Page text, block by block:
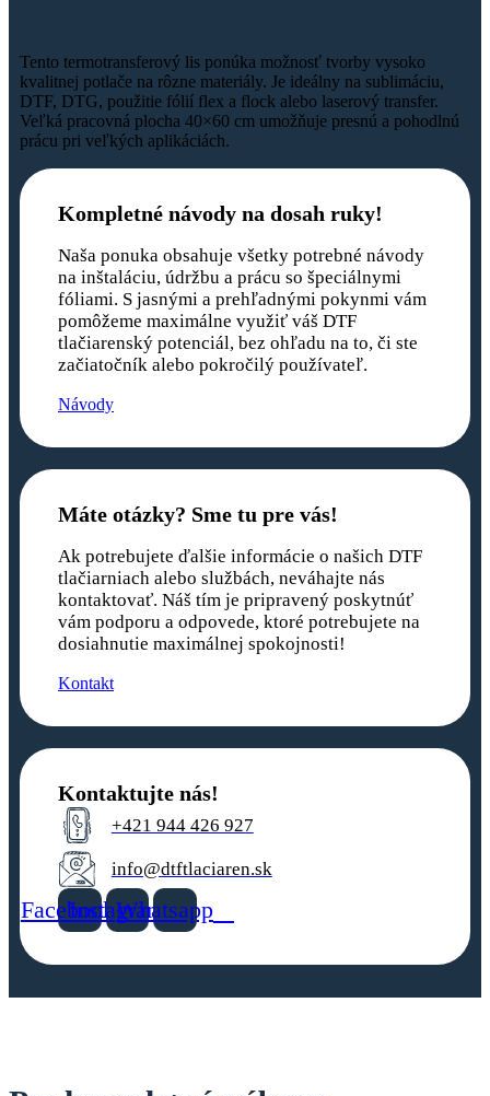
Tento termotransferový lis ponúka možnosť tvorby vysoko
kvalitnej potlače na rôzne materiály. Je ideálny na sublimáciu,
DTF, DTG, použitie fólií flex a flock alebo laserový transfer.
Veľká pracovná plocha 40×60 cm umožňuje presnú a pohodlnú
prácu pri veľkých aplikáciách.
Kompletné návody na dosah ruky!
Naša ponuka obsahuje všetky potrebné návody
na inštaláciu, údržbu a prácu so špeciálnymi
fóliami. S jasnými a prehľadnými pokynmi vám
pomôžeme maximálne využiť váš DTF
tlačiarenský potenciál, bez ohľadu na to, či ste
začiatočník alebo pokročilý používateľ.
Návody
Máte otázky? Sme tu pre vás!
Ak potrebujete ďalšie informácie o našich DTF
tlačiarniach alebo službách, neváhajte nás
kontaktovať. Náš tím je pripravený poskytnúť
vám podporu a odpovede, ktoré potrebujete na
dosiahnutie maximálnej spokojnosti!
Kontakt
Kontaktujte nás!
+421 944 426 927
info@dtftlaciaren.sk
FacebookInstagramWhatsapp